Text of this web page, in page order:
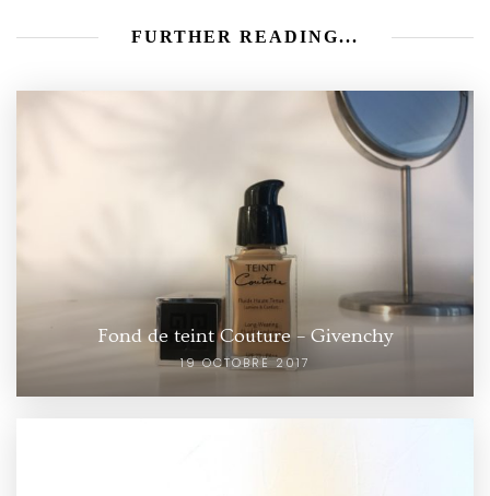
FURTHER READING...
Fond de teint Couture – Givenchy
19 OCTOBRE 2017